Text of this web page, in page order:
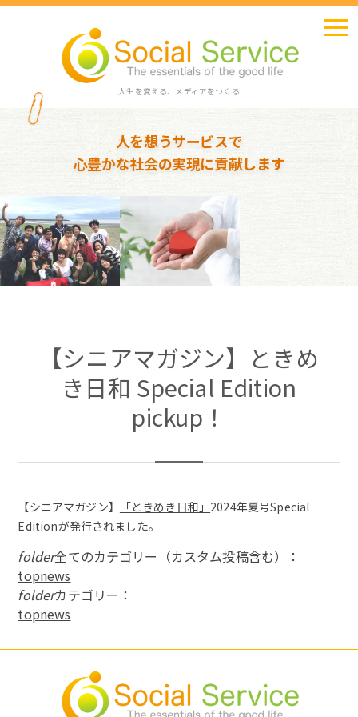
人生を変える、メディアをつくる
人を想うサービスで
心豊かな社会の実現に貢献します
【シニアマガジン】ときめ
き日和 Special Edition
pickup！
【シニアマガジン】 「ときめき日和」 2024年夏号Special
Editionが発行されました。
folder全てのカテゴリー（カスタム投稿含む）：
topnews
folderカテゴリー：
topnews